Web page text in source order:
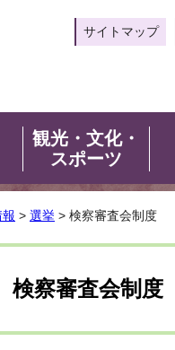
サイトマップ
観光・文化・
スポーツ
> 選挙 > 検察審査会制度
検察審査会制度